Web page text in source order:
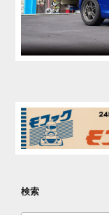
検索